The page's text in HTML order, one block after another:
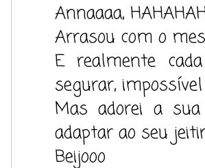
Annaaaa,
Arrasou com o
E realmente
segurar,
Mas adorei a sua
adaptar ao seu
Beijooo